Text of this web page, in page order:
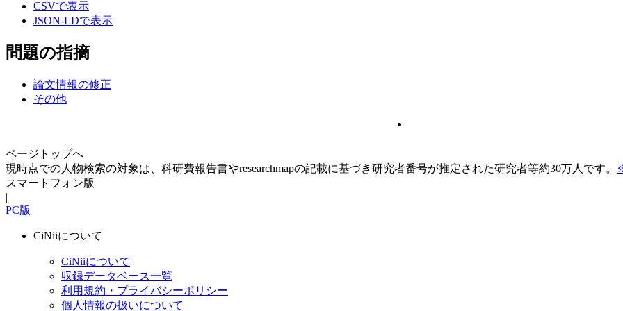
CSVで表示
JSON-LDで表示
問題の指摘
論文情報の修正
その他
ページトップへ
現時点での人物検索の対象は、科研費報告書やresearchmapの記載に基づき研究者番号が推定された研究者等約30万人です。
スマートフォン版
|
PC版
CiNiiについて
CiNiiについて
収録データベース一覧
利用規約・プライバシーポリシー
個人情報の扱いについて